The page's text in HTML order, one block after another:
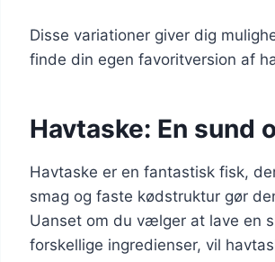
Disse variationer giver dig
finde din egen favoritversion af
Havtaske: En
Havtaske er en fantastisk fisk,
smag og faste kødstruktur gør
Uanset om du vælger at lave en
forskellige ingredienser, vil